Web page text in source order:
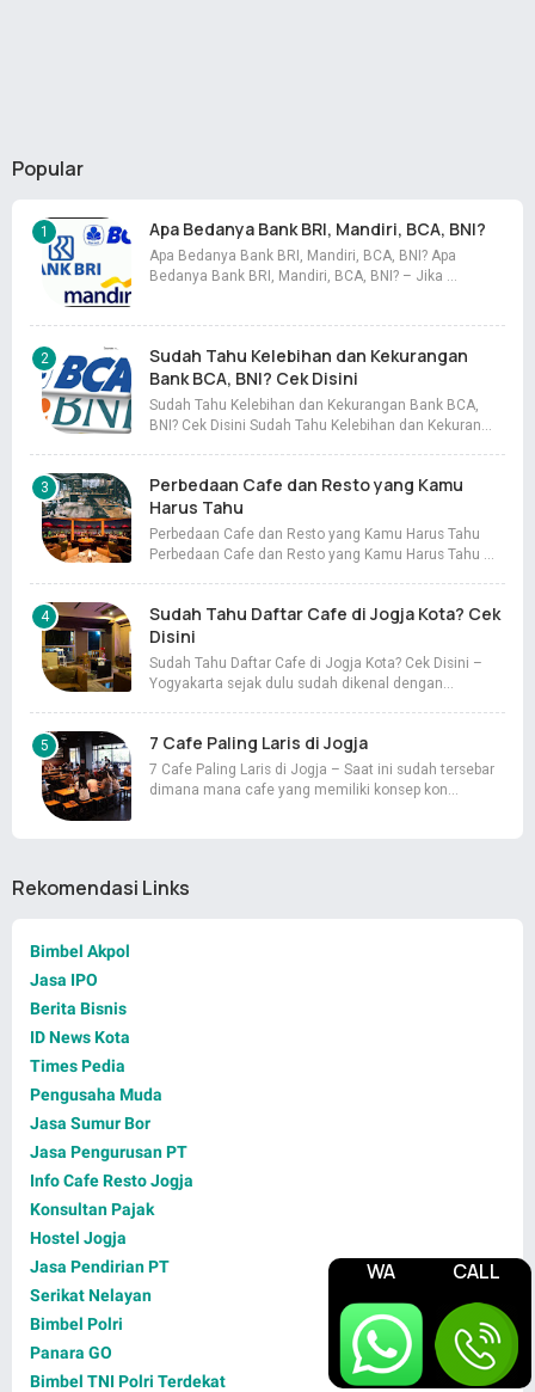
WA CALL
Popular
Apa Bedanya Bank BRI, Mandiri, BCA, BNI?
Apa Bedanya Bank BRI, Mandiri, BCA, BNI? Apa
Bedanya Bank BRI, Mandiri, BCA, BNI? – Jika …
Sudah Tahu Kelebihan dan Kekurangan
Bank BCA, BNI? Cek Disini
Sudah Tahu Kelebihan dan Kekurangan Bank BCA,
BNI? Cek Disini Sudah Tahu Kelebihan dan Kekuran…
Perbedaan Cafe dan Resto yang Kamu
Harus Tahu
Perbedaan Cafe dan Resto yang Kamu Harus Tahu
Perbedaan Cafe dan Resto yang Kamu Harus Tahu …
Sudah Tahu Daftar Cafe di Jogja Kota? Cek
Disini
Sudah Tahu Daftar Cafe di Jogja Kota? Cek Disini –
Yogyakarta sejak dulu sudah dikenal dengan…
7 Cafe Paling Laris di Jogja
7 Cafe Paling Laris di Jogja – Saat ini sudah tersebar
dimana mana cafe yang memiliki konsep kon…
Rekomendasi Links
Bimbel Akpol
Jasa IPO
Berita Bisnis
ID News Kota
Times Pedia
Pengusaha Muda
Jasa Sumur Bor
Jasa Pengurusan PT
Info Cafe Resto Jogja
Konsultan Pajak
Hostel Jogja
Jasa Pendirian PT
Serikat Nelayan
Bimbel Polri
Panara GO
Bimbel TNI Polri Terdekat